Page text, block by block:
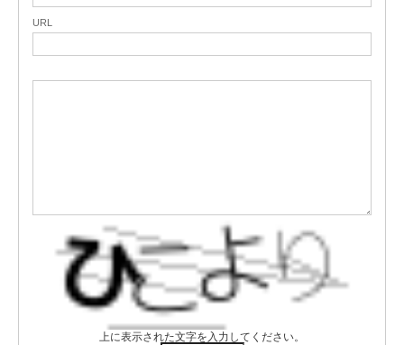
URL
上に表示された文字を入力してください。